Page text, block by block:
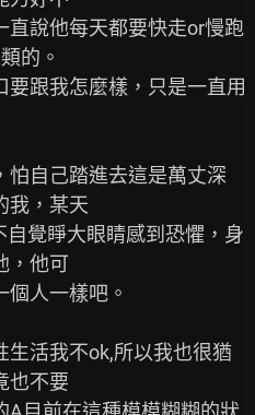
直說他每天都要快走or慢跑
的。
跟我怎麼樣，只是一直用
怕自己踏進去這是萬丈深
我，某天
覺睜大眼睛感到恐懼，身
，他可
人一樣吧。
生活我不ok,所以我也很猶
也不要